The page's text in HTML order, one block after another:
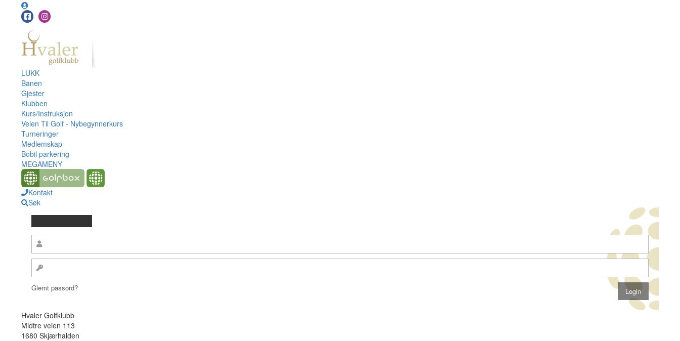
LUKK
Banen
Gjester
Klubben
Kurs/Instruksjon
Veien Til Golf - Nybegynnerkurs
Turneringer
Medlemskap
Bobil parkering
MEGAMENY
Kontakt
Søk
Glemt passord?
Hvaler Golfklubb
Midtre veien 113
1680 Skjærhalden